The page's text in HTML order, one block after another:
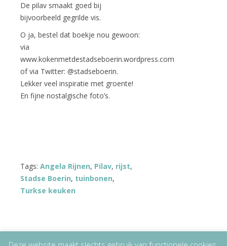
De pilav smaakt goed bij
bijvoorbeeld gegrilde vis.
O ja, bestel dat boekje nou gewoon:
via
www.kokenmetdestadseboerin.wordpress.com
of via Twitter: @stadseboerin.
Lekker veel inspiratie met groente!
En fijne nostalgische foto’s.
Tags: Angela Rijnen, Pilav, rijst,
Stadse Boerin, tuinbonen,
Turkse keuken